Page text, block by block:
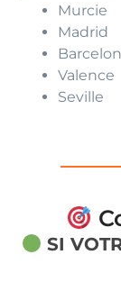
Murcie
Madrid
Valence
Seville
SI